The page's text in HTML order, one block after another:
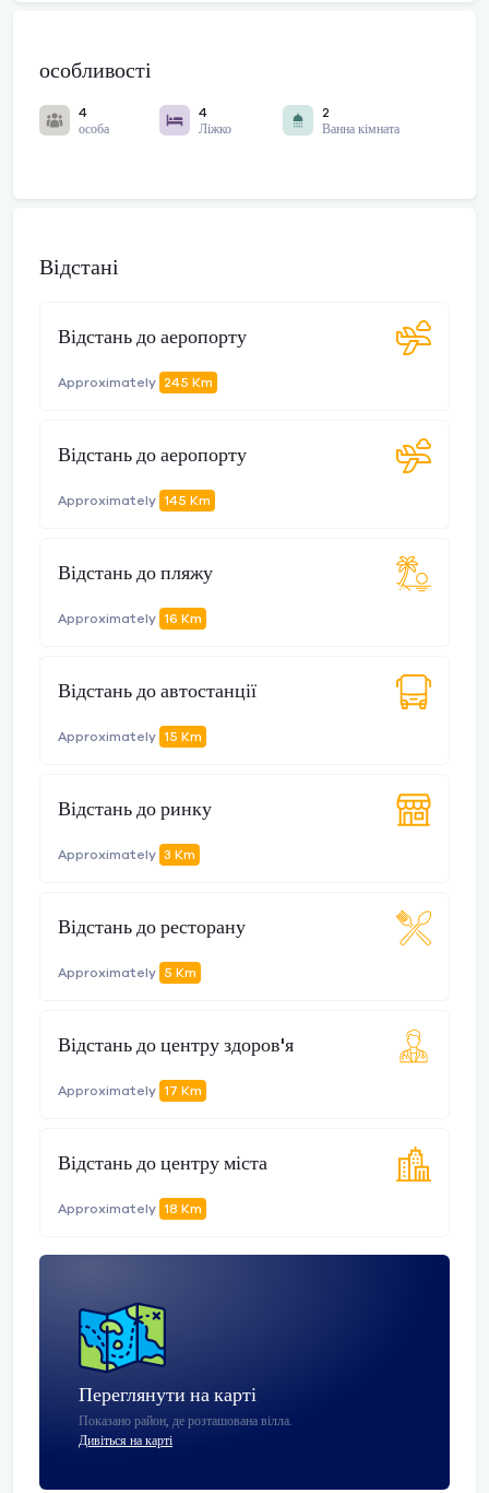
особливості
4
особа
4
Ліжко
2
Ванна кімната
Відстані
Відстань до аеропорту
Approximately 245 Km
Відстань до аеропорту
Approximately 145 Km
Відстань до пляжу
Approximately 16 Km
Відстань до автостанції
Approximately 15 Km
Відстань до ринку
Approximately 3 Km
Відстань до ресторану
Approximately 5 Km
Відстань до центру здоров'я
Approximately 17 Km
Відстань до центру міста
Approximately 18 Km
Переглянути на карті
Показано район, де розташована вілла.
Дивіться на карті